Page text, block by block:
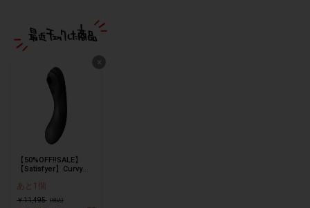
×
【50%OFF!!SALE】
【Satisfyer】Curvy
あと1個
￥11,495 (税込)